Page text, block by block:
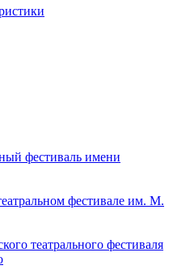
фестиваль имени
фестивале им. М.
театрального фестиваля